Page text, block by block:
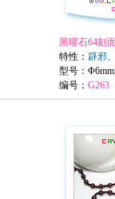
黑曜石64刻
特性： 辟邪
型号：
编号： G263